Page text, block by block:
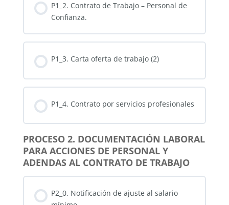
0% COMPLETADO 0/4 pasos
P1_1.1 Contrato Definido
P1_1_2. Contrato Indefinido
P1_1_4. Valor agregado-Contrato para Servicio
Doméstico
P1_2. Contrato de Trabajo – Personal de
Confianza.
P1_3. Carta oferta de trabajo (2)
P1_4. Contrato por servicios profesionales
PROCESO 2. DOCUMENTACIÓN LABORAL
PARA ACCIONES DE PERSONAL Y
ADENDAS AL CONTRATO DE TRABAJO
P2_0. Notificación de ajuste al salario